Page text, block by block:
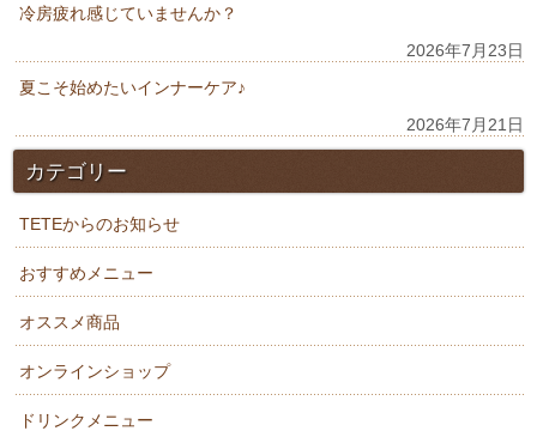
冷房疲れ感じていませんか？
2026年7月23日
夏こそ始めたいインナーケア♪
2026年7月21日
カテゴリー
TETEからのお知らせ
おすすめメニュー
オススメ商品
オンラインショップ
ドリンクメニュー